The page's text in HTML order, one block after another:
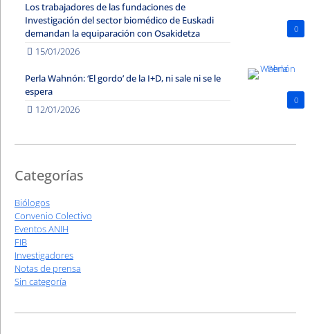
0
Los trabajadores de las fundaciones de
Investigación del sector biomédico de Euskadi
demandan la equiparación con Osakidetza
15/01/2026
0
Perla Wahnón: ‘El gordo’ de la I+D, ni sale ni se le
espera
12/01/2026
Categorías
Biólogos
Convenio Colectivo
Eventos ANIH
FIB
Investigadores
Notas de prensa
Sin categoría